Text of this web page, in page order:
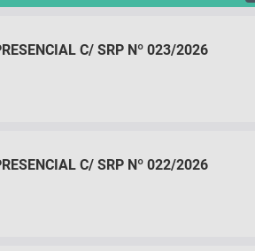
C/ SRP Nº 023/2026
C/ SRP Nº 022/2026